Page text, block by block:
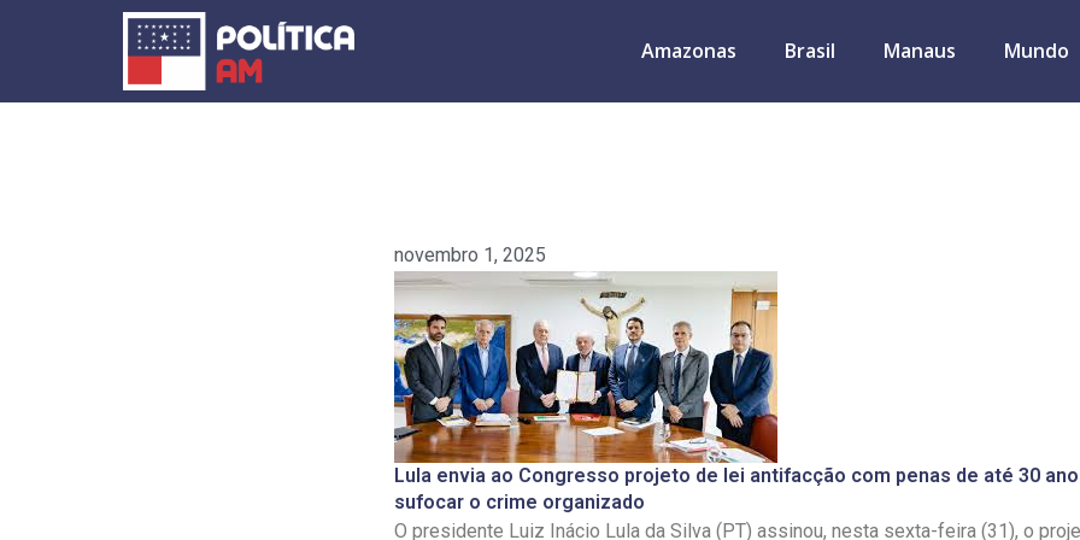
conteúdo
Amazonas Brasil Manaus Mundo
novembro 1, 2025
Lula envia ao Congresso projeto de lei antifacção com penas de até 30
sufocar o crime organizado
O presidente Luiz Inácio Lula da Silva (PT) assinou, nesta sexta-feira (31), o